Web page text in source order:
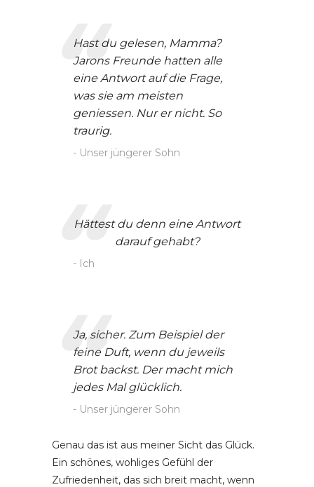
Hast du gelesen, Mamma?
Jarons Freunde hatten alle
eine Antwort auf die Frage,
was sie am meisten
geniessen. Nur er nicht. So
traurig.
Unser jüngerer Sohn
Hättest du denn eine Antwort
darauf gehabt?
Ich
Ja, sicher. Zum Beispiel der
feine Duft, wenn du jeweils
Brot backst. Der macht mich
jedes Mal glücklich.
Unser jüngerer Sohn
Genau das ist aus meiner Sicht das Glück.
Ein schönes, wohliges Gefühl der
Zufriedenheit, das sich breit macht, wenn